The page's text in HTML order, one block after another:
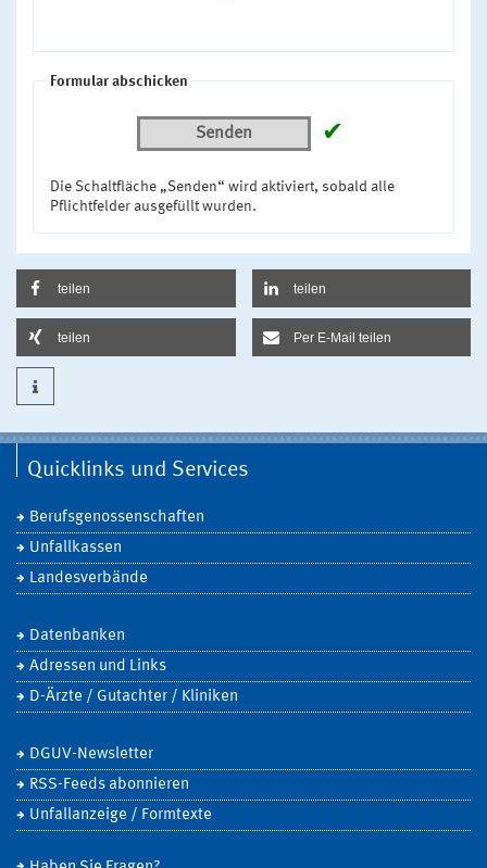
Formular abschicken
Senden ✔
Die Schaltfläche „Senden“ wird aktiviert, sobald alle
Pflichtfelder ausgefüllt wurden.
teilen teilen
teilen Per E-Mail teilen
Quicklinks und Services
Berufsgenossenschaften
Unfallkassen
Landesverbände
Datenbanken
Adressen und Links
D-Ärzte / Gutachter / Kliniken
DGUV-Newsletter
RSS-Feeds abonnieren
Unfallanzeige / Formtexte